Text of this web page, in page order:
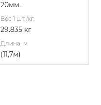
20мм.
Вес 1 шт./кг.
29.835 кг
Длина, м
(11,7м)